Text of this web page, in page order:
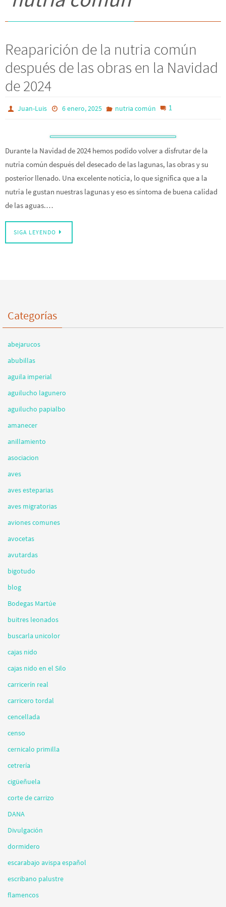
Reaparición de la nutria común
después de las obras en la Navidad
de 2024
Juan-Luis 6 enero, 2025 nutria común 1
Durante la Navidad de 2024 hemos podido volver a disfrutar de la
nutria común después del desecado de las lagunas, las obras y su
posterior llenado. Una excelente noticia, lo que significa que a la
nutria le gustan nuestras lagunas y eso es síntoma de buena calidad
de las aguas.…
SIGA LEYENDO
Categorías
abejarucos
abubillas
aguila imperial
aguilucho lagunero
aguilucho papialbo
amanecer
anillamiento
asociacion
aves
aves esteparias
aves migratorias
aviones comunes
avocetas
avutardas
bigotudo
blog
Bodegas Martúe
buitres leonados
buscarla unicolor
cajas nido
cajas nido en el Silo
carricerín real
carricero tordal
cencellada
censo
cernicalo primilla
cetrería
cigüeñuela
corte de carrizo
DANA
Divulgación
dormidero
escarabajo avispa español
escribano palustre
flamencos